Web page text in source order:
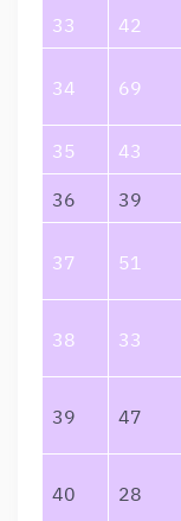
33 42
34 69
35 43
36
39
37 51
38 33
39 47
40 28